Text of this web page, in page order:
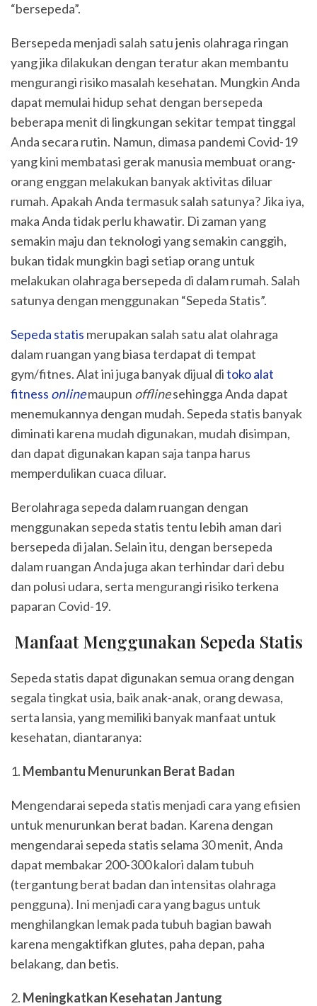
“bersepeda”.
Bersepeda menjadi salah satu jenis olahraga ringan
yang jika dilakukan dengan teratur akan membantu
mengurangi risiko masalah kesehatan. Mungkin Anda
dapat memulai hidup sehat dengan bersepeda
beberapa menit di lingkungan sekitar tempat tinggal
Anda secara rutin. Namun, dimasa pandemi Covid-19
yang kini membatasi gerak manusia membuat orang-
orang enggan melakukan banyak aktivitas diluar
rumah. Apakah Anda termasuk salah satunya? Jika iya,
maka Anda tidak perlu khawatir. Di zaman yang
semakin maju dan teknologi yang semakin canggih,
bukan tidak mungkin bagi setiap orang untuk
melakukan olahraga bersepeda di dalam rumah. Salah
satunya dengan menggunakan “Sepeda Statis”.
Sepeda statis merupakan salah satu alat olahraga
dalam ruangan yang biasa terdapat di tempat
gym/fitnes. Alat ini juga banyak dijual ditoko alat
fitness onlinemaupun offlinesehingga Anda dapat
menemukannya dengan mudah. Sepeda statis banyak
diminati karena mudah digunakan, mudah disimpan,
dan dapat digunakan kapan saja tanpa harus
memperdulikan cuaca diluar.
Berolahraga sepeda dalam ruangan dengan
menggunakan sepeda statis tentu lebih aman dari
bersepeda di jalan. Selain itu, dengan bersepeda
dalam ruangan Anda juga akan terhindar dari debu
dan polusi udara, serta mengurangi risiko terkena
paparan Covid-19.
Manfaat Menggunakan Sepeda Statis
Sepeda statis dapat digunakan semua orang dengan
segala tingkat usia, baik anak-anak, orang dewasa,
serta lansia, yang memiliki banyak manfaat untuk
kesehatan, diantaranya:
Membantu Menurunkan Berat Badan
Mengendarai sepeda statis menjadi cara yang efisien
untuk menurunkan berat badan. Karena dengan
mengendarai sepeda statis selama 30 menit, Anda
dapat membakar 200-300 kalori dalam tubuh
(tergantung berat badan dan intensitas olahraga
pengguna). Ini menjadi cara yang bagus untuk
menghilangkan lemak pada tubuh bagian bawah
karena mengaktifkan glutes, paha depan, paha
belakang, dan betis.
Meningkatkan Kesehatan Jantung